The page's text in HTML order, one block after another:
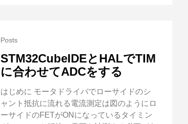
Posts
STM32CubeIDEとHALでTIM
に合わせてADCをする
はじめに モータドライバでローサイドのシ
ャント抵抗に流れる電流測定は図のようにロ
ーサイドのFETがONになっているタイミン